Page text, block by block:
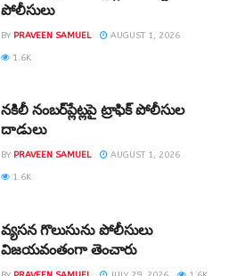
పోలీసులు
BY PRAVEEN SAMUEL AUGUST 1, 2026
1.6K
నకిలీ నంబర్‌ప్లేట్లపై ట్రాఫిక్ పోలీసుల
దాడులు
BY PRAVEEN SAMUEL AUGUST 1, 2026
1.6K
వ్యసన గొలుసును పోలీసులు
విజయవంతంగా తెంచారు